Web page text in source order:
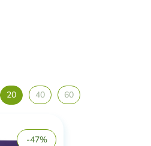
20 40 60
-47%